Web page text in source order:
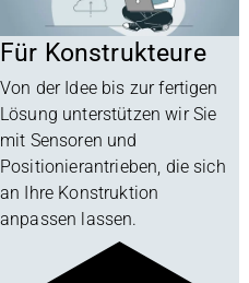
Für Konstrukteure
Von der Idee bis zur fertigen
Lösung unterstützen wir Sie
mit Sensoren und
Positionierantrieben, die sich
an Ihre Konstruktion
anpassen lassen.